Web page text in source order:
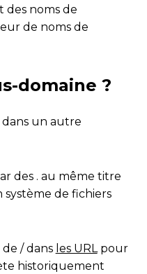
des noms de
de noms de
domaine ?
dans un autre
des . au même titre
de fichiers
/ dans les URLpour
historiquement